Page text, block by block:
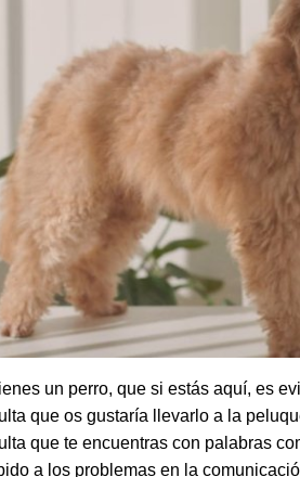
un perro, que si estás aquí, es
que os gustaría llevarlo a la
que te encuentras con palabras
a los problemas en la